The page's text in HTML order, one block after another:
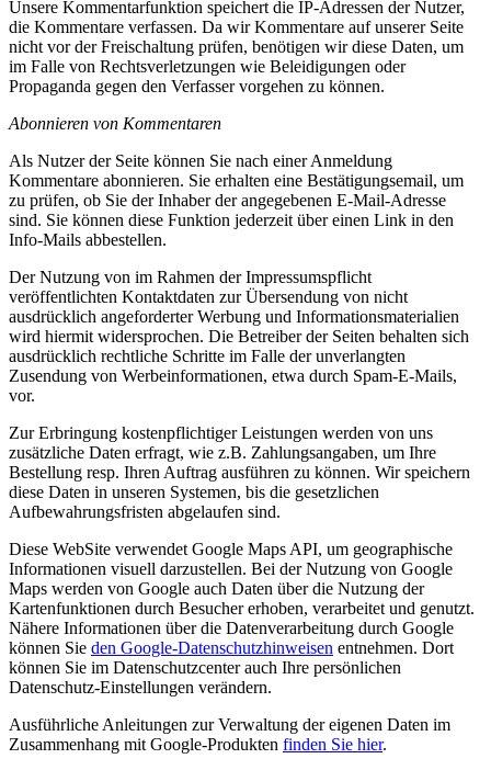
Unsere Kommentarfunktion speichert die IP-Adressen der Nutzer,
die Kommentare verfassen. Da wir Kommentare auf unserer Seite
nicht vor der Freischaltung prüfen, benötigen wir diese Daten, um
im Falle von Rechtsverletzungen wie Beleidigungen oder
Propaganda gegen den Verfasser vorgehen zu können.
Abonnieren von Kommentaren
Als Nutzer der Seite können Sie nach einer Anmeldung
Kommentare abonnieren. Sie erhalten eine Bestätigungsemail, um
zu prüfen, ob Sie der Inhaber der angegebenen E-Mail-Adresse
sind. Sie können diese Funktion jederzeit über einen Link in den
Info-Mails abbestellen.
Der Nutzung von im Rahmen der Impressumspflicht
veröffentlichten Kontaktdaten zur Übersendung von nicht
ausdrücklich angeforderter Werbung und Informationsmaterialien
wird hiermit widersprochen. Die Betreiber der Seiten behalten sich
ausdrücklich rechtliche Schritte im Falle der unverlangten
Zusendung von Werbeinformationen, etwa durch Spam-E-Mails,
vor.
Zur Erbringung kostenpflichtiger Leistungen werden von uns
zusätzliche Daten erfragt, wie z.B. Zahlungsangaben, um Ihre
Bestellung resp. Ihren Auftrag ausführen zu können. Wir speichern
diese Daten in unseren Systemen, bis die gesetzlichen
Aufbewahrungsfristen abgelaufen sind.
Diese WebSite verwendet Google Maps API, um geographische
Informationen visuell darzustellen. Bei der Nutzung von Google
Maps werden von Google auch Daten über die Nutzung der
Kartenfunktionen durch Besucher erhoben, verarbeitet und genutzt.
Nähere Informationen über die Datenverarbeitung durch Google
können Sie den Google-Datenschutzhinweisen entnehmen. Dort
können Sie im Datenschutzcenter auch Ihre persönlichen
Datenschutz-Einstellungen verändern.
Ausführliche Anleitungen zur Verwaltung der eigenen Daten im
Zusammenhang mit Google-Produkten finden Sie hier.